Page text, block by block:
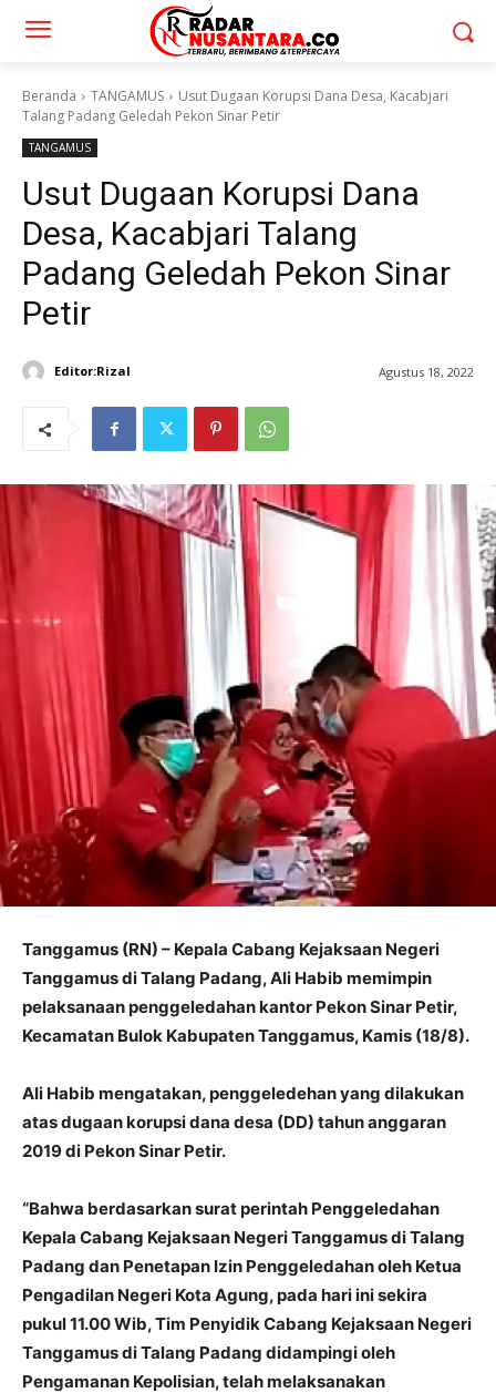
Beranda TANGAMUS
Usut Dugaan Korupsi Dana Desa, Kacabjari
Talang Padang Geledah Pekon Sinar Petir
TANGAMUS
Usut Dugaan Korupsi Dana
Desa, Kacabjari Talang
Padang Geledah Pekon Sinar
Petir
Editor:Rizal Agustus 18, 2022
Tanggamus (RN) – Kepala Cabang Kejaksaan Negeri
Tanggamus di Talang Padang, Ali Habib memimpin
pelaksanaan penggeledahan kantor Pekon Sinar Petir,
Kecamatan Bulok Kabupaten Tanggamus, Kamis (18/8).
Ali Habib mengatakan, penggeledehan yang dilakukan
atas dugaan korupsi dana desa (DD) tahun anggaran
2019 di Pekon Sinar Petir.
“Bahwa berdasarkan surat perintah Penggeledahan
Kepala Cabang Kejaksaan Negeri Tanggamus di Talang
Padang dan Penetapan Izin Penggeledahan oleh Ketua
Pengadilan Negeri Kota Agung, pada hari ini sekira
pukul 11.00 Wib, Tim Penyidik Cabang Kejaksaan Negeri
Tanggamus di Talang Padang didampingi oleh
Pengamanan Kepolisian, telah melaksanakan